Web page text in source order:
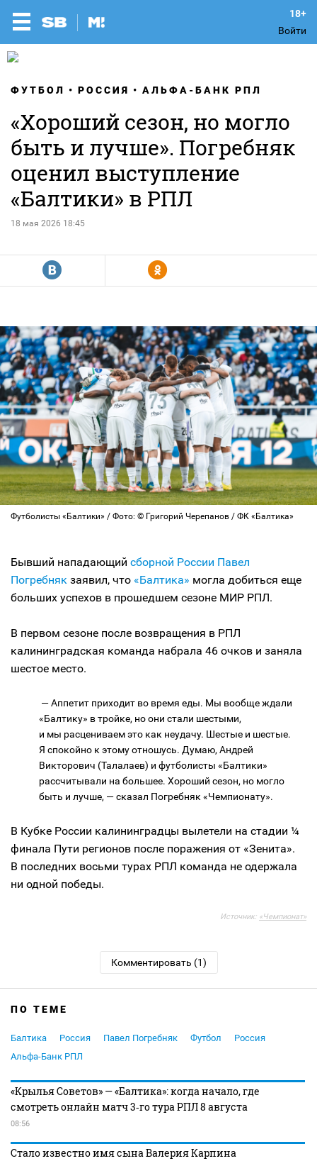
Войти
ФУТБОЛ РОССИЯ АЛЬФА-БАНК РПЛ
«Хороший сезон, но могло
быть и лучше». Погребняк
оценил выступление
«Балтики» в РПЛ
18 мая 2026 18:45
R Y
Футболисты «Балтики» / Фото: © Григорий Черепанов / ФК «Балтика»
Бывший нападающий сборной России Павел
Погребняк заявил, что «Балтика» могла добиться еще
больших успехов в прошедшем сезоне МИР РПЛ.
В первом сезоне после возвращения в РПЛ
калининградская команда набрала 46 очков и заняла
шестое место.
— Аппетит приходит во время еды. Мы вообще ждали
«Балтику» в тройке, но они стали шестыми,
и мы расцениваем это как неудачу. Шестые и шестые.
Я спокойно к этому отношусь. Думаю, Андрей
Викторович (Талалаев) и футболисты «Балтики»
рассчитывали на большее. Хороший сезон, но могло
быть и лучше, — сказал Погребняк «Чемпионату».
В Кубке России калининградцы вылетели на стадии ¼
финала Пути регионов после поражения от «Зенита».
В последних восьми турах РПЛ команда не одержала
ни одной победы.
Источник: «Чемпионат»
Комментировать (1)
ПО ТЕМЕ
Балтика Россия Павел Погребняк Футбол
Россия
Альфа-Банк РПЛ
«Крылья Советов» — «Балтика»: когда начало, где
смотреть онлайн матч 3‑го тура РПЛ 8 августа
08:56
Стало известно имя сына Валерия Карпина